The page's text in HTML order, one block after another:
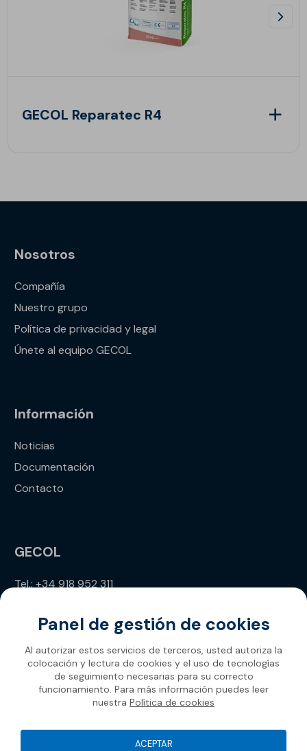
GECOL Reparatec R4
Nosotros
Compañía
Nuestro grupo
Política de privacidad y legal
Únete al equipo GECOL
Información
Noticias
Documentación
Contacto
GECOL
Tel.: +34 918 952 311
Gecol 2026
Panel de gestión de cookies
Al autorizar estos servicios de terceros, usted autoriza la
colocación y lectura de cookies y el uso de tecnologías
de seguimiento necesarias para su correcto
funcionamiento. Para más información puedes leer
nuestra Política de cookies
ACEPTAR